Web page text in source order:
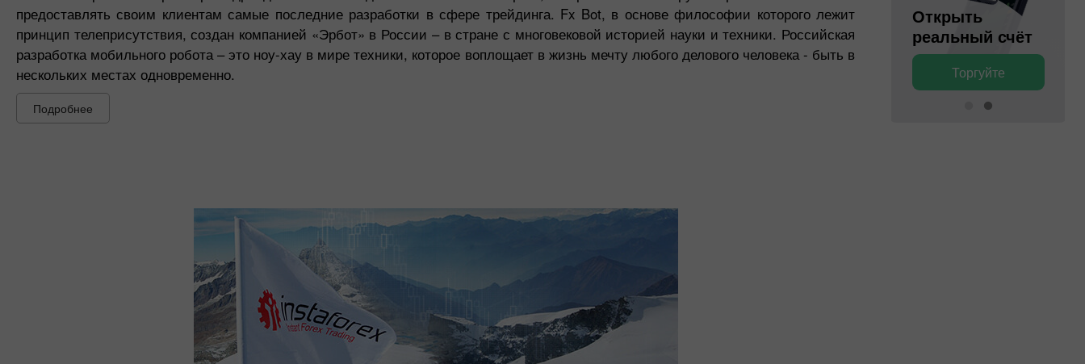
предоставлять своим клиентам самые последние разработки в сфере трейдинга. Fx Bot, в основе философии которого лежит
принцип телеприсутствия, создан компанией «Эрбот» в России – в стране с многовековой историей науки и техники. Российская
разработка мобильного робота – это ноу-хау в мире техники, которое воплощает в жизнь мечту любого делового человека - быть в
нескольких местах одновременно.
Подробнее
Открыть
торговый
Открыть
реальный счёт
Открыть
торговый
Открыть
реальный счёт
Торгуйте